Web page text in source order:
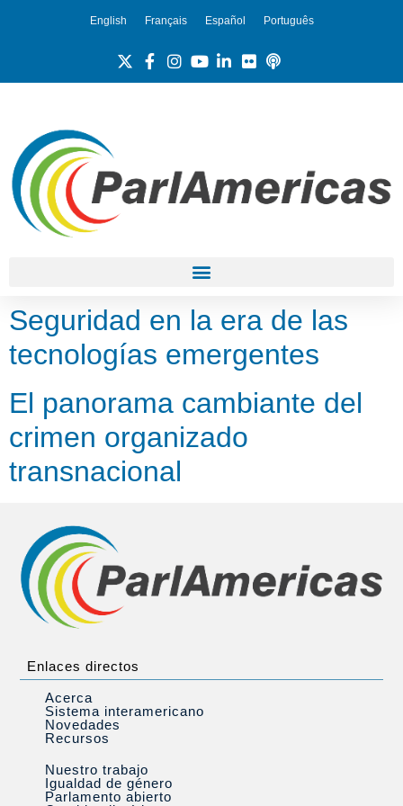
English Français Español Português
Seguridad en la era de las
tecnologías emergentes
El panorama cambiante del
crimen organizado
transnacional
Enlaces directos
Acerca
Sistema interamericano
Novedades
Recursos
Nuestro trabajo
Igualdad de género
Parlamento abierto